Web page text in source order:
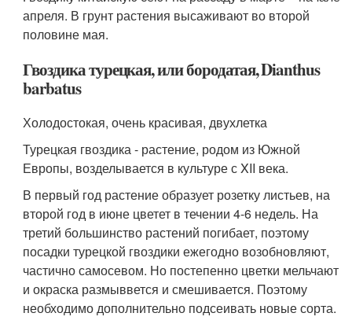
апреля. В грунт растения высаживают во второй
половине мая.
Гвоздика турецкая, или бородатая, Dianthus
barbatus
Холодостокая, очень красивая, двухлетка
Турецкая гвоздика - растение, родом из Южной
Европы, возделывается в культуре с XII века.
В первый год растение образует розетку листьев, на
второй год в июне цветет в течении 4-6 недель. На
третий большинство растений погибает, поэтому
посадки турецкой гвоздики ежегодно возобновляют,
частично самосевом. Но постепенно цветки мельчают
и окраска размыввется и смешивается. Поэтому
необходимо дополнительно подсеивать новые сорта.